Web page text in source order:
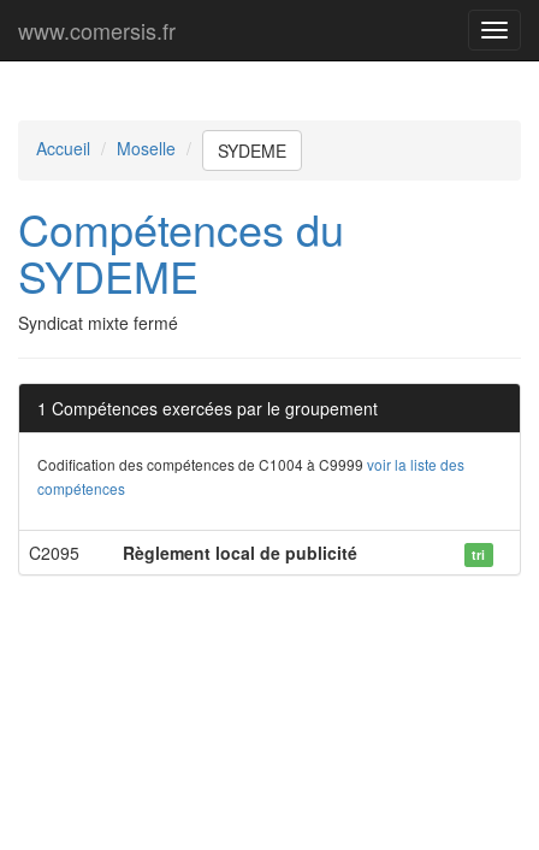
Menu
www.comersis.fr
Accueil Moselle SYDEME
Compétences du
SYDEME
Syndicat mixte fermé
1 Compétences exercées par le groupement
Codification des compétences de C1004 à C9999 voir la liste des
compétences
C2095 Règlement local de publicité tri